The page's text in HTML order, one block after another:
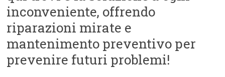
inconveniente, offrendo
riparazioni mirate e
mantenimento preventivo per
prevenire futuri problemi!